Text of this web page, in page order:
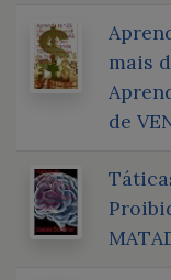
mais
de